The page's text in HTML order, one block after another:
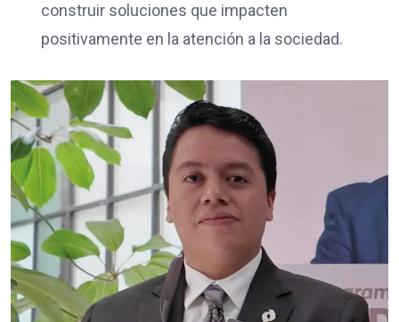
construir soluciones que impacten
positivamente en la atención a la sociedad.